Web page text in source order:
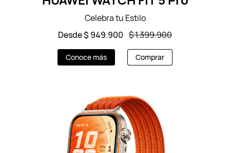
Celebra tu Estilo
Desde $ 949.900 $ 1.399.900
Conoce más Comprar